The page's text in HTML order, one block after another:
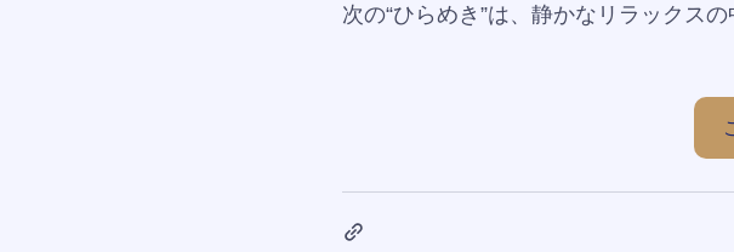
次の“ひらめき”は、静かなリラックス